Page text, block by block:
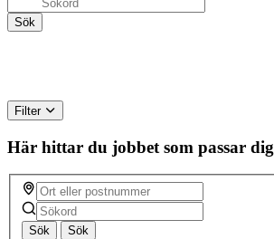
Filter
Här hittar du jobbet som passar dig
Sök Sök